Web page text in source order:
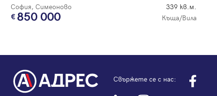
София, Симеоново 339 кв.м.
850 000 Къща/Вила
Свържете се с нас: